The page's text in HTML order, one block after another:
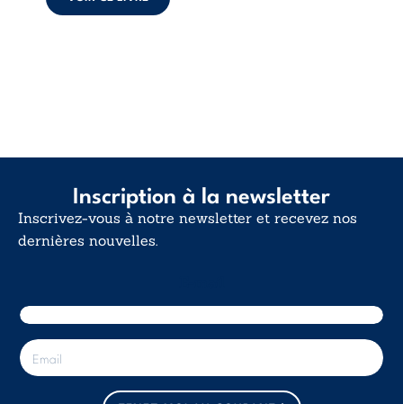
d’existence pour ...
Inscription à la newsletter
Inscrivez-vous à notre newsletter et recevez nos
dernières nouvelles.
E
-
m